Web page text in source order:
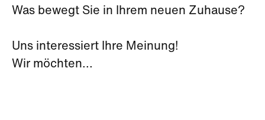
Was bewegt Sie in Ihrem neuen Zuhause?
Uns interessiert Ihre Meinung!
Wir möchten...